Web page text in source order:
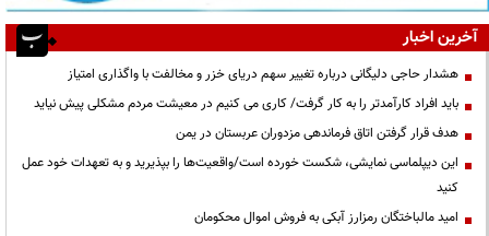
آخرین اخبار
هشدار حاجی دلیگانی درباره تغییر سهم دریای خزر و مخالفت با واگذاری امتیاز
باید افراد کارآمدتر را به کار گرفت/ کاری می کنیم در معیشت مردم مشکلی پیش نیاید
هدف قرار گرفتن اتاق‌ فرماندهی مزدوران عربستان در یمن
این دیپلماسی نمایشی، شکست خورده است/واقعیت‌ها را بپذیرید و به تعهدات خود عمل
کنید
امید مالباختگان رمزارز آبکی به فروش اموال محکومان